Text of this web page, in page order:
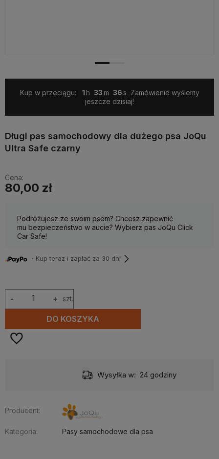
Kup w przeciągu: 1 33 35
Zamówienie wyślemy
jeszcze dzisiaj!
Długi pas samochodowy dla dużego psa JoQu
Ultra Safe czarny
Cena:
80,00 zł
Podróżujesz ze swoim psem? Chcesz zapewnić
mu bezpieczeństwo w aucie? Wybierz pas JoQu Click
Car Safe!
・Kup teraz i zapłać za 30 dni
+
- szt.
DO KOSZYKA
Wysyłka w: 24 godziny
Producent:
Kategoria: Pasy samochodowe dla psa